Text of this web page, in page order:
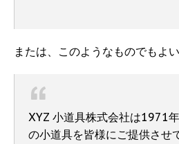
または、このようなものでもよい
XYZ 小道具株式会社は1971
の小道具を皆様にご提供させ